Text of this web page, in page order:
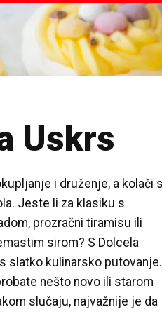
Uskrs
i druženje, a kolači
Jeste li za klasiku s
prozračni tiramisu ili
sirom? S Dolcela
slatko kulinarsko putovanje.
nešto novo ili starom
slučaju, najvažnije je da